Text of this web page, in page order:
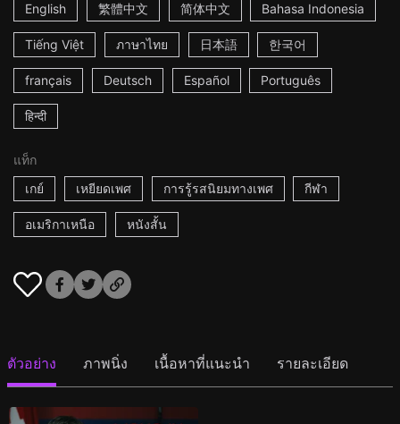
English
繁體中文 简体中文 Bahasa Indonesia
Tiếng Việt ภาษาไทย 日本語 한국어
français Deutsch Español Português
हिन्दी
แท็ก
เกย์
เหยียดเพศ การรู้รสนิยมทางเพศ กีฬา
อเมริกาเหนือ หนังสั้น
ตัวอย่าง ภาพนิ่ง เนื้อหาที่แนะนำ รายละเอียด